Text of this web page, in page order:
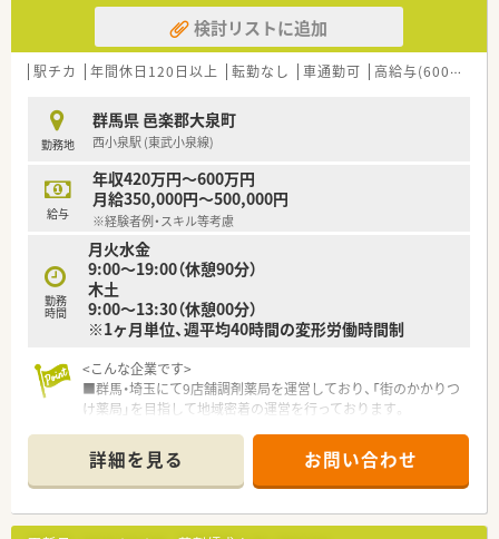
検討リストに追加
駅チカ 年間休日120日以上 転勤なし 車通勤可 高給与(600万円以上)
勤務地
群馬県 邑楽郡大泉町
西小泉駅 (東武小泉線)
給与
年収420万円～600万円
月給350,000円～500,000円
※経験者例・スキル等考慮
勤務
時間
月火水金
9:00～19:00（休憩90分）
木土
9:00～13:30（休憩00分）
※1ヶ月単位、週平均40時間の変形労働時間制
<こんな企業です>
■群馬・埼玉にて9店舗調剤薬局を運営しており、「街のかかりつ
け薬局」を目指して地域密着の運営を行っております。
<こんな方へおススメ>
■転居を伴う異動はありません。ご自宅から通勤可能な範囲を
希望される方
■年俸制の職場を希望される方
詳細を見る お問い合わせ